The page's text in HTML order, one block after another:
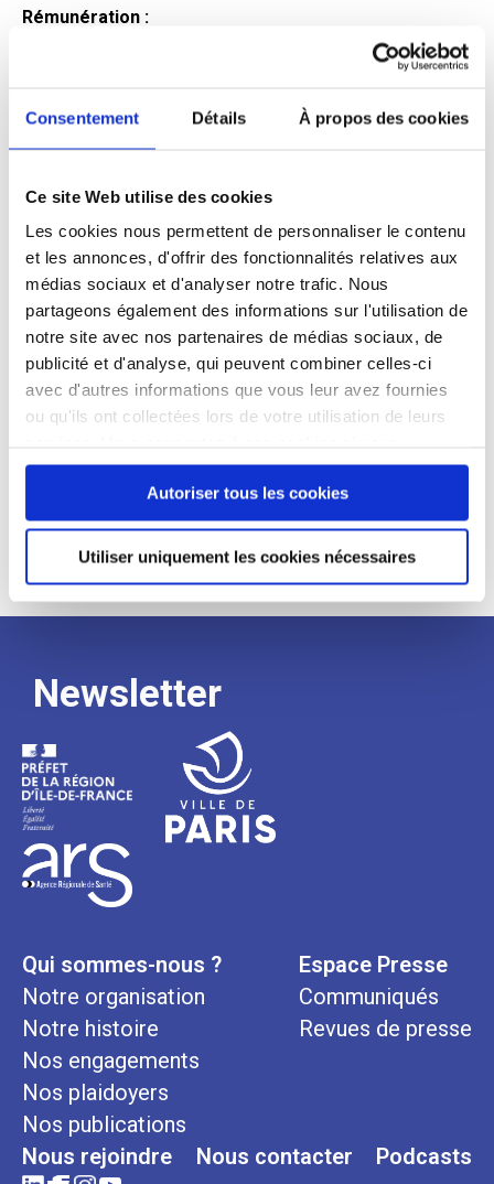
Consentement Détails À propos des cookies
Ce site Web utilise des cookies
Les cookies nous permettent de personnaliser le contenu
et les annonces, d'offrir des fonctionnalités relatives aux
médias sociaux et d'analyser notre trafic. Nous
partageons également des informations sur l'utilisation de
notre site avec nos partenaires de médias sociaux, de
publicité et d'analyse, qui peuvent combiner celles-ci
avec d'autres informations que vous leur avez fournies
ou qu'ils ont collectées lors de votre utilisation de leurs
continuez à utiliser notre site Web.
Autoriser tous les cookies
Utiliser uniquement les cookies nécessaires
Rémunération :
Profil du
candidat
Qualifications et diplômes :
Profil recherché :
Processus
de
recrutement
Newsletter
Qui sommes-nous ?
Notre organisation
Notre histoire
Nos engagements
Nos plaidoyers
Nos publications
Espace Presse
Communiqués
Revues de presse
Nous rejoindre Nous contacter Podcasts